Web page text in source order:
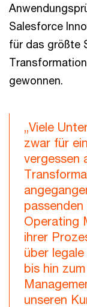
Salesforce
für das größte
gewonnen.
„Viele
zwar für
vergessen
Operating
ihrer
über
bis hin
unseren